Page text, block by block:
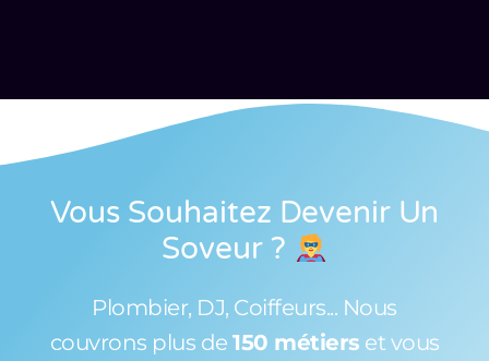
Vous Souhaitez Devenir Un
Soveur ?
Plombier, DJ, Coiffeurs... Nous
couvrons plus de 150 métiers et vous